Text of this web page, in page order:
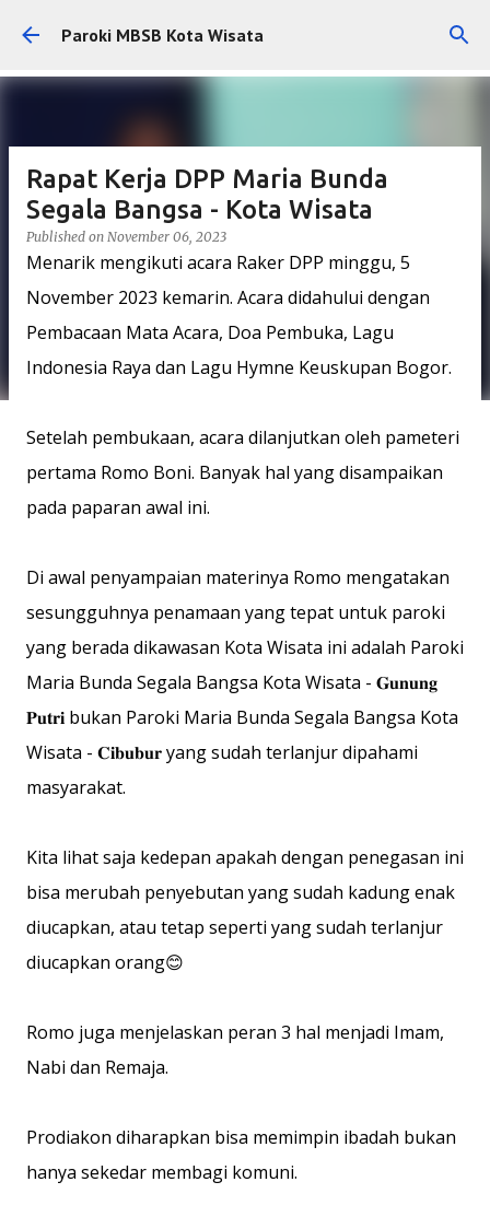
Skip to main content
Paroki MBSB Kota Wisata
Rapat Kerja DPP Maria Bunda
Segala Bangsa - Kota Wisata
Published on November 06, 2023
Menarik mengikuti acara Raker DPP minggu, 5
November 2023 kemarin. Acara didahului dengan
Pembacaan Mata Acara, Doa Pembuka, Lagu
Indonesia Raya dan Lagu Hymne Keuskupan Bogor.
Setelah pembukaan, acara dilanjutkan oleh pameteri
pertama Romo Boni. Banyak hal yang disampaikan
pada paparan awal ini.
Di awal penyampaian materinya Romo mengatakan
sesungguhnya penamaan yang tepat untuk paroki
yang berada dikawasan Kota Wisata ini adalah Paroki
Maria Bunda Segala Bangsa Kota Wisata - 𝐆𝐮𝐧𝐮𝐧𝐠
𝐏𝐮𝐭𝐫𝐢 bukan Paroki Maria Bunda Segala Bangsa Kota
Wisata - 𝐂𝐢𝐛𝐮𝐛𝐮𝐫 yang sudah terlanjur dipahami
masyarakat.
Kita lihat saja kedepan apakah dengan penegasan ini
bisa merubah penyebutan yang sudah kadung enak
diucapkan, atau tetap seperti yang sudah terlanjur
diucapkan orang😊
Romo juga menjelaskan peran 3 hal menjadi Imam,
Nabi dan Remaja.
Prodiakon diharapkan bisa memimpin ibadah bukan
hanya sekedar membagi komuni.